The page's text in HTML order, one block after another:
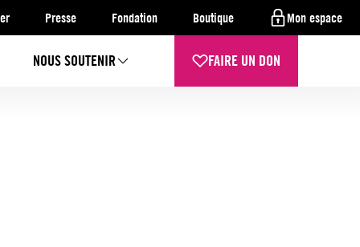
Presse Fondation Boutique Mon espace
NOUS SOUTENIR FAIRE UN DON